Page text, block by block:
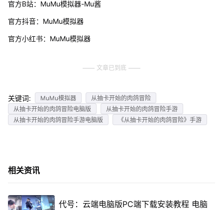
官方B站：MuMu模拟器-Mu酱
官方抖音：MuMu模拟器
官方小红书：MuMu模拟器
文章已到底
关键词: MuMu模拟器
从抽卡开始的肉鸽冒险
从抽卡开始的肉鸽冒险电脑版
从抽卡开始的肉鸽冒险手游
从抽卡开始的肉鸽冒险手游电脑版
《从抽卡开始的肉鸽冒险》手游
相关资讯
代号：云端电脑版PC端下载安装教程 电脑